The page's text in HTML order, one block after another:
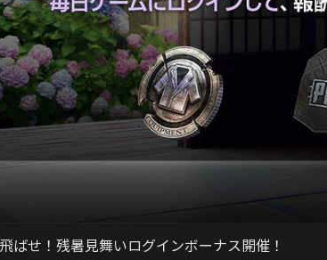
ばせ！残暑見舞いログインボーナス開催！